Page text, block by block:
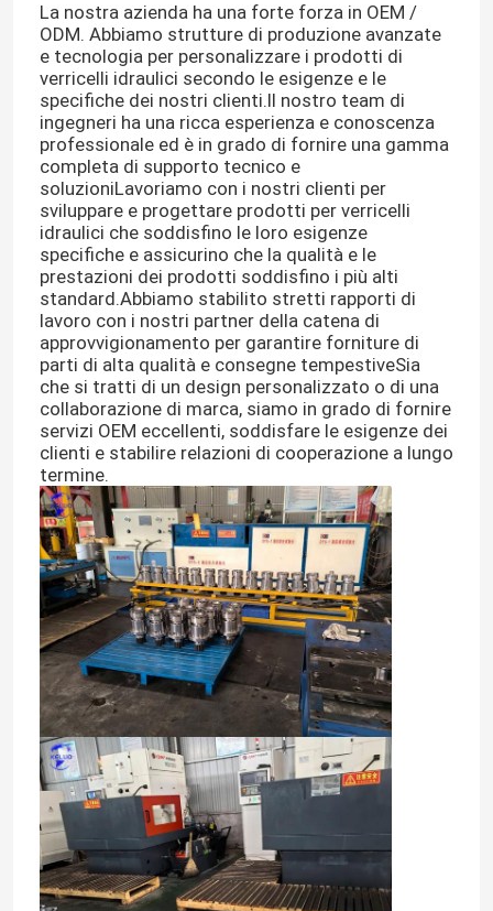
Casa
La nostra azienda ha una forte forza in OEM /
ODM. Abbiamo strutture di produzione avanzate
e tecnologia per personalizzare i prodotti di
verricelli idraulici secondo le esigenze e le
specifiche dei nostri clienti.Il nostro team di
ingegneri ha una ricca esperienza e conoscenza
professionale ed è in grado di fornire una gamma
completa di supporto tecnico e
soluzioniLavoriamo con i nostri clienti per
sviluppare e progettare prodotti per verricelli
idraulici che soddisfino le loro esigenze
specifiche e assicurino che la qualità e le
prestazioni dei prodotti soddisfino i più alti
standard.Abbiamo stabilito stretti rapporti di
lavoro con i nostri partner della catena di
approvvigionamento per garantire forniture di
parti di alta qualità e consegne tempestiveSia
che si tratti di un design personalizzato o di una
collaborazione di marca, siamo in grado di fornire
servizi OEM eccellenti, soddisfare le esigenze dei
clienti e stabilire relazioni di cooperazione a lungo
termine.